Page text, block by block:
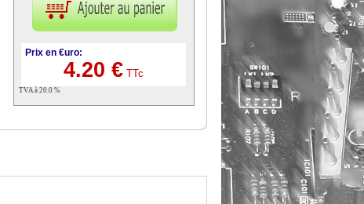
Prix en €uro:
4.20 € TTc
TVA à 20.0 %